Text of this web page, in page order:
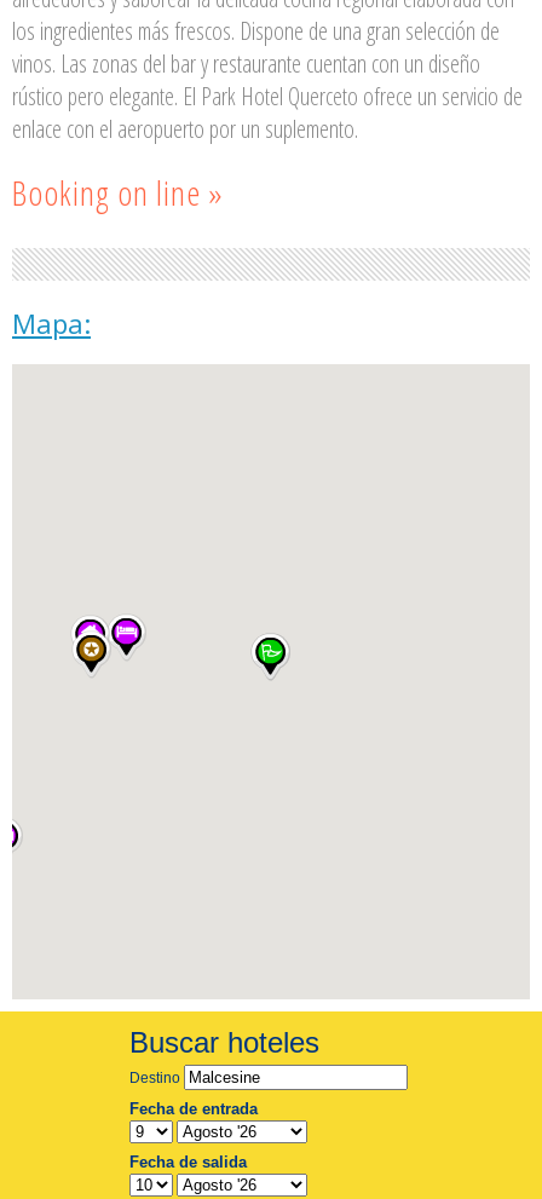
los ingredientes más frescos. Dispone de una gran selección de
vinos. Las zonas del bar y restaurante cuentan con un diseño
rústico pero elegante. El Park Hotel Querceto ofrece un servicio de
enlace con el aeropuerto por un suplemento.
Booking on line »
Mapa: